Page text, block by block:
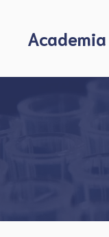
content